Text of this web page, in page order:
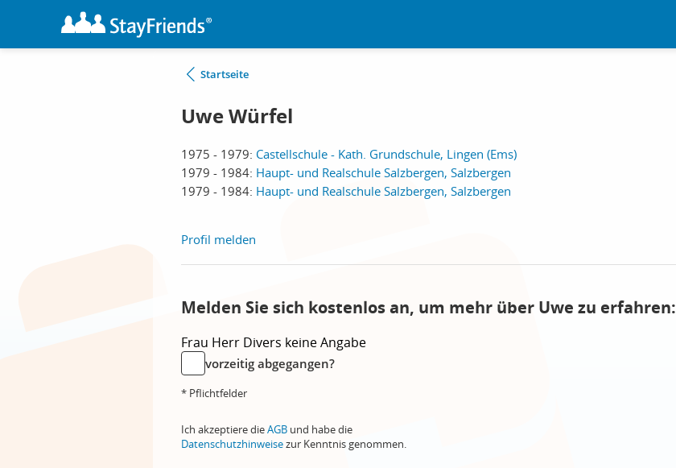
Startseite
Uwe Würfel
1975 - 1979: Castellschule - Kath. Grundschule, Lingen (Ems)
1979 - 1984: Haupt- und Realschule Salzbergen, Salzbergen
1979 - 1984: Haupt- und Realschule Salzbergen, Salzbergen
Profil melden
Melden Sie sich kostenlos an, um mehr über Uwe zu erfahren:
Frau Herr Divers keine Angabe
vorzeitig abgegangen?
* Pflichtfelder
Ich akzeptiere dieAGB und habe die
Datenschutzhinweisezur Kenntnis genommen.